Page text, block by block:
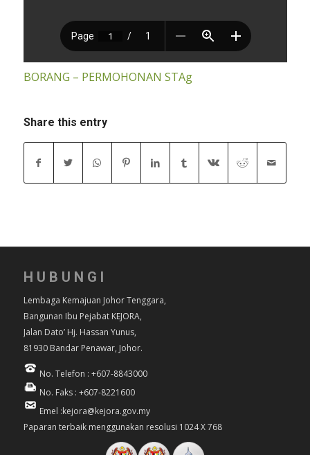
BORANG – PERMOHONAN STAg
Share this entry
HUBUNGI
Lembaga Kemajuan Johor Tenggara,
Bangunan Ibu Pejabat KEJORA,
Jalan Dato’ Hj. Hassan Yunus,
81930 Bandar Penawar, Johor.
No. Telefon : +607-8843000
No. Faks : +607-8221600
Emel :kejora@kejora.gov.my
Paparan terbaik menggunakan resolusi 1024 X 768